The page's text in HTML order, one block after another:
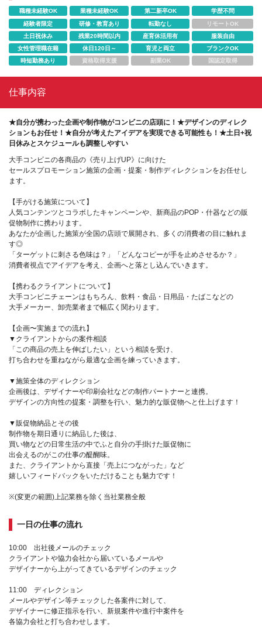
職種未経験OK 業種未経験OK 第二新卒OK
学歴不問
経験者限定
研修・教育あり 転勤なし
リモートOK
土日祝休み
残業20時間以内 産育休活用有
服装自由
女性管理職在籍
休日120日～ 育児と両立
ブランクOK
時短勤務あり
資格取得支援 副業OK 国認定取得
仕事内容
★自分が携わった企画や制作物がコンビニの店頭に！★デザインのディレク
ションもお任せ！★自分が考えたアイデアを実現できる可能性も！★土日+祝
日休みとスケジュールも調整しやすい
大手コンビニの各商品の《売り上げUP》に向けた
セールスプロモーション施策の企画・提案・制作ディレクションをお任せし
ます。
【手がける施策について】
人気コンテンツとコラボしたキャンペーンや、新商品のPOP・什器などの販
促物制作に携わります。
あなたが企画した施策が全国の店頭で展開され、多くの消費者の目に触れま
す◎
「ターゲットに刺さる色味は？」「どんなコピーが手を止めさせるか？」
消費者視点でアイデアを考え、企画へと落とし込んでいきます。
【携わるクライアントについて】
大手コンビニチェーンはもちろん、飲料・食品・日用品・たばこなどの
大手メーカー、卸売業者まで幅広く関わります。
【企画〜実施までの流れ】
▼クライアントからの案件相談
「この商品の売上を伸ばしたい」という相談を受け、
打ち合わせを重ねながら最適な企画を練っていきます。
▼施策全体のディレクション
企画後は、デザイナーや印刷会社などの制作パートナーと連携。
デザインの方向性の提案・調整を行い、魅力的な販促物へと仕上げます！
▼販促物納品とその後
制作物を期日通りに納品した後は、
買い物などの日常生活の中でふと自分の手掛けた販促物に
出会えるのがこの仕事の醍醐味。
また、クライアントから直接「売上につながった」など
嬉しいフィードバックをいただけることも魅力です！
※(変更の範囲)上記業務を除く当社業務全般
一日の仕事の流れ
10:00 出社後メールのチェック
クライアントや協力会社から届いているメールや
デザイナーから上がってきているデザインのチェック
11:00 ディレクション
メールやデザイン等チェックした各案件に対して、
デザイナーに修正指示を行い、新規案件や進行中案件を
各協力会社と打ち合わせします。